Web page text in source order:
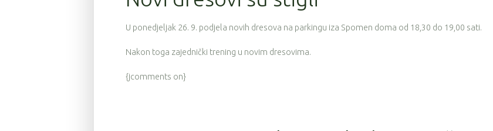
U ponedjeljak 26. 9. podjela novih dresova na parkingu iza Spomen doma od 18,30 do 19,00 sati.
Nakon toga zajednički trening u novim dresovima.
{jcomments on}